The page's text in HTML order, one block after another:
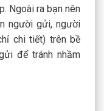
Ngoài ra bạn nên
người gửi, người
chi tiết) trên bề
để tránh nhầm